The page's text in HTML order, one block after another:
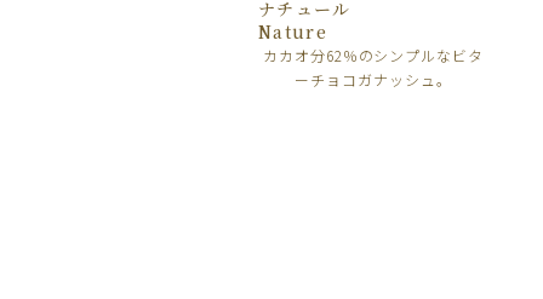
ナチュール
Nature
カカオ分62％のシンプルなビタ
ーチョコガナッシュ。